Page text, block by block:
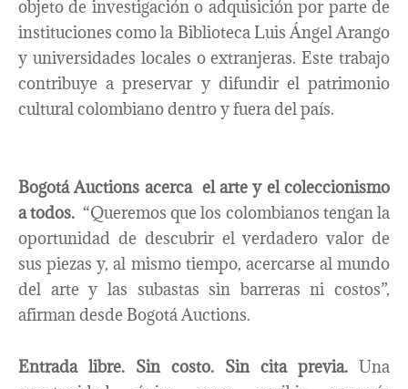
objeto de investigación o adquisición por parte de
instituciones como la Biblioteca Luis Ángel Arango
y universidades locales o extranjeras. Este trabajo
contribuye a preservar y difundir el patrimonio
cultural colombiano dentro y fuera del país.
Bogotá Auctions acerca el arte y el coleccionismo
a todos. “Queremos que los colombianos tengan la
oportunidad de descubrir el verdadero valor de
sus piezas y, al mismo tiempo, acercarse al mundo
del arte y las subastas sin barreras ni costos”,
afirman desde Bogotá Auctions.
Entrada libre. Sin costo. Sin cita previa. Una